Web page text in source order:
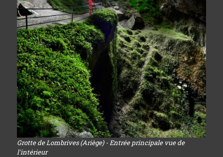
Grotte de Lombrives (Ariège) - Entrée principale vue de
l'intérieur